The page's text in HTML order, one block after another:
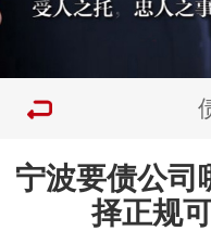
宁波要债公司
择正规